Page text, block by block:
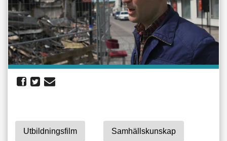
Utbildningsfilm Samhällskunskap